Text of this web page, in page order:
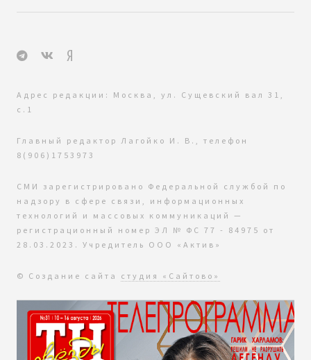
Адрес редакции: Москва, ул. Сущевский вал 31,
с.1
Главный редактор Лагойко И. В., телефон
8(906)1753973
СМИ зарегистрировано Федеральной службой по
надзору в сфере связи, информационных
технологий и массовых коммуникаций —
регистрационный номер ЭЛ № ФС 77 - 84975 от
28.03.2023. Учредитель ООО «Актив»
© Создание сайта студия «Сайтово»